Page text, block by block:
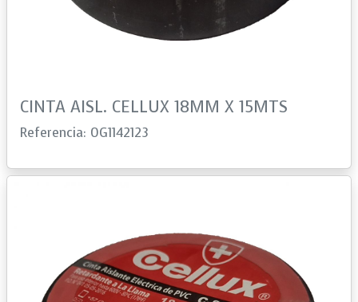
CINTA AISL. CELLUX 18MM X 15MTS
Referencia: 0G1142123